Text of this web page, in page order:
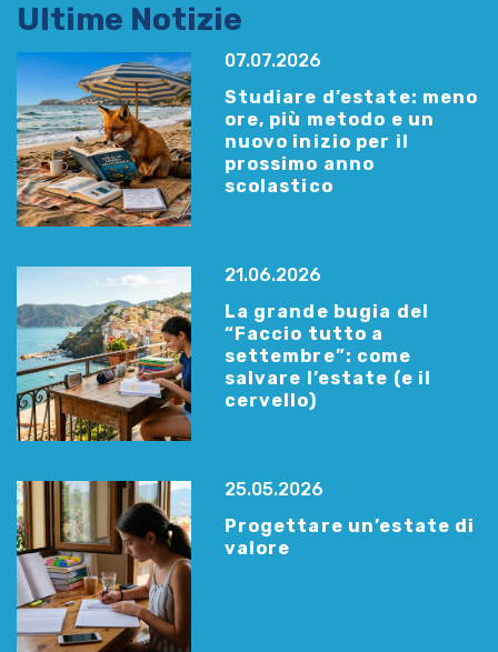
Ultime Notizie
07.07.2026
Studiare d’estate: meno
ore, più metodo e un
nuovo inizio per il
prossimo anno
scolastico
21.06.2026
La grande bugia del
“Faccio tutto a
settembre”: come
salvare l’estate (e il
cervello)
25.05.2026
Progettare un’estate di
valore